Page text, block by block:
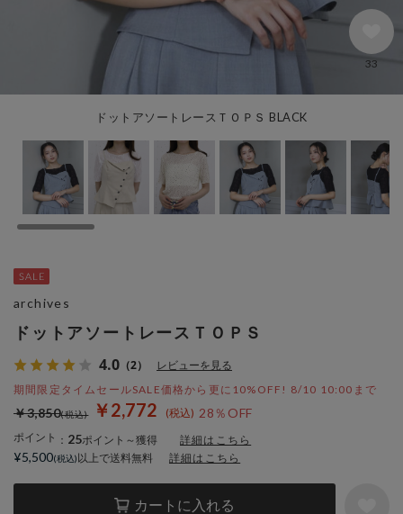
ドットアソートレースＴＯＰＳ BLACK
33
ドットアソートレースＴＯＰＳ
4.0 （2） レビューを見る
期間限定タイムセールSALE価格から更に10%OFF! 8/10 10:00まで
￥2,772 28％OFF
￥3,850
ポイント ： 25ポイント～獲得 詳細はこちら
カートに入れる
archives
¥5,500 以上で送料無料 詳細はこちら